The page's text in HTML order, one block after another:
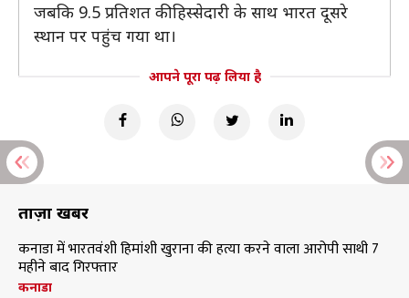
जबकि 9.5 प्रतिशत की हिस्सेदारी के साथ भारत दूसरे
स्थान पर पहुंच गया था।
आपने पूरा पढ़ लिया है
ताज़ा खबरें
कनाडा में भारतवंशी हिमांशी खुराना की हत्या करने वाला आरोपी साथी 7
महीने बाद गिरफ्तार
कनाडा